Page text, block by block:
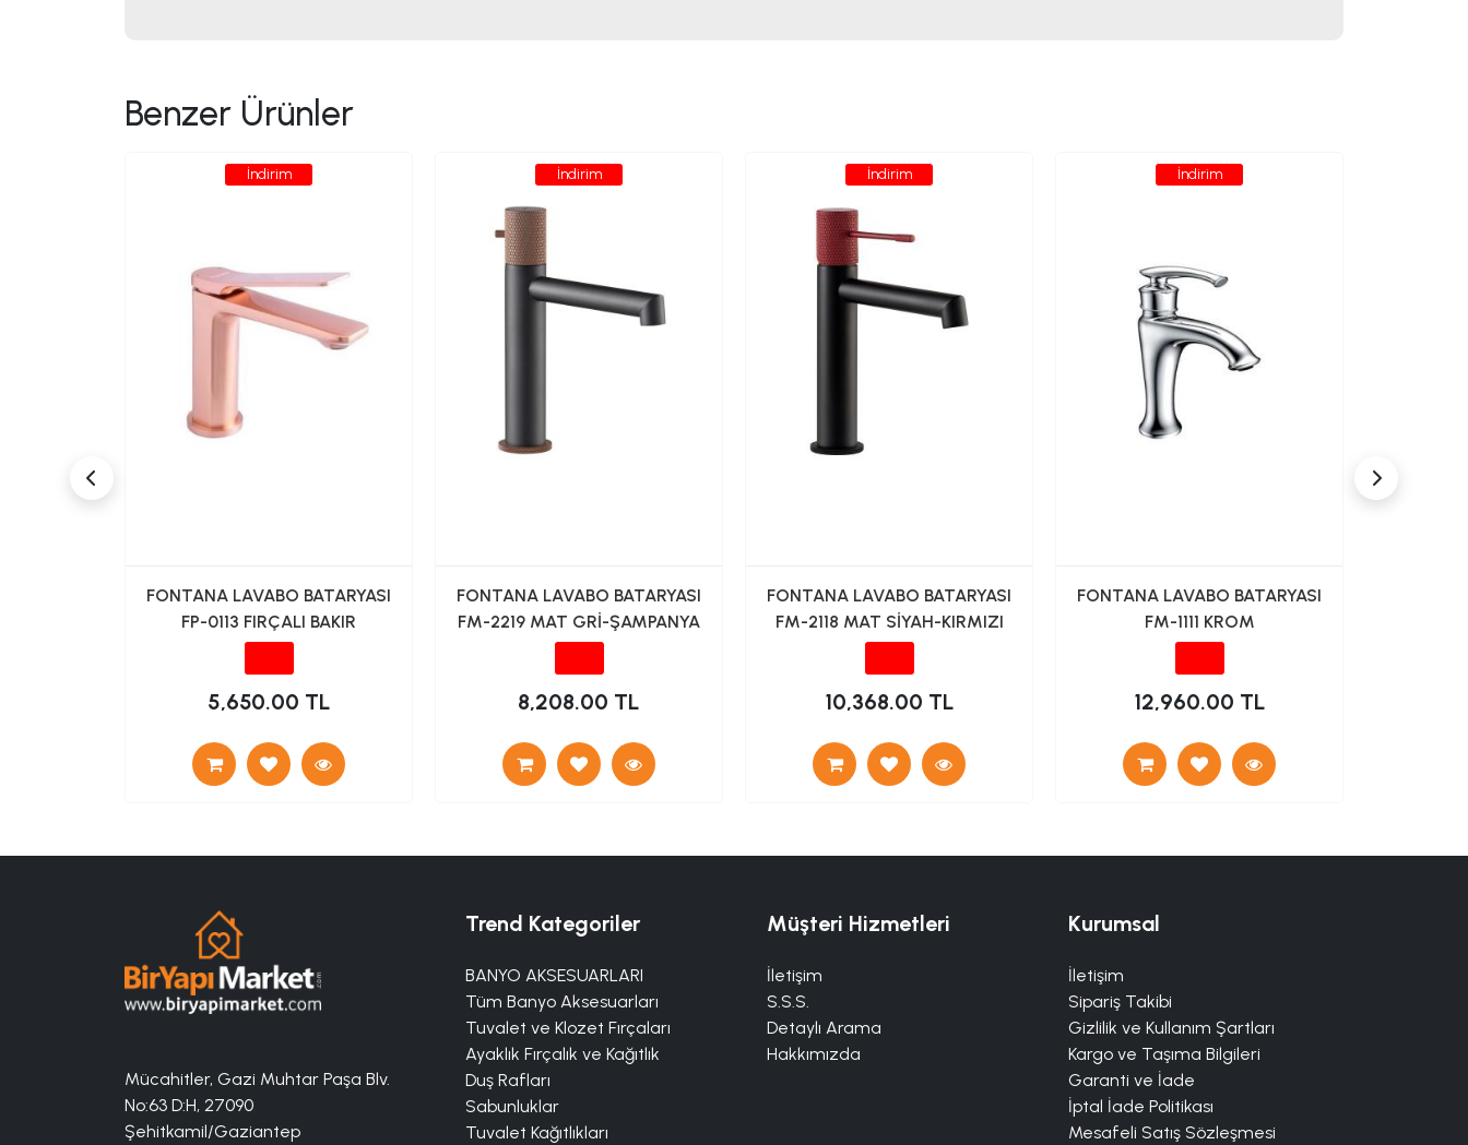
Benzer Ürünler
İndirim
FONTANA LAVABO BATARYASI
FP-0113 FIRÇALI BAKIR
5,650.00 TL
İndirim
FONTANA LAVABO BATARYASI
FM-2219 MAT GRİ-ŞAMPANYA
8,208.00 TL
İndirim
FONTANA LAVABO BATARYASI
FM-2118 MAT SİYAH-KIRMIZI
10,368.00 TL
İndirim
FONTANA LAVABO BATARYASI
FM-1111 KROM
12,960.00 TL
Mücahitler, Gazi Muhtar Paşa Blv.
No:63 D:H, 27090
Şehitkamil/Gaziantep
Trend Kategoriler
BANYO AKSESUARLARI
Tüm Banyo Aksesuarları
Tuvalet ve Klozet Fırçaları
Ayaklık Fırçalık ve Kağıtlık
Duş Rafları
Sabunluklar
Tuvalet Kağıtlıkları
Kurumsal
İletişim
Sipariş Takibi
Gizlilik ve Kullanım Şartları
Kargo ve Taşıma Bilgileri
Garanti ve İade
İptal İade Politikası
Mesafeli Satış Sözleşmesi
Müşteri Hizmetleri
İletişim
S.S.S.
Detaylı Arama
Hakkımızda